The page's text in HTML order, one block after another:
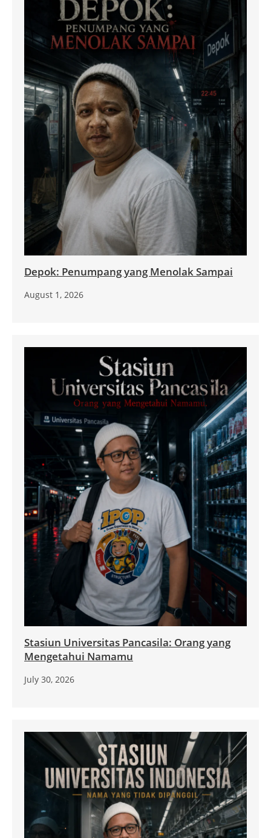
Depok: Penumpang yang Menolak Sampai
August 1, 2026
Stasiun Universitas Pancasila: Orang yang
Mengetahui Namamu
July 30, 2026